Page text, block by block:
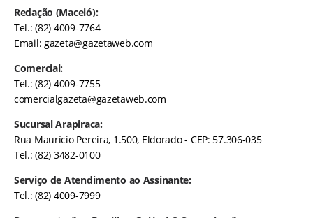
Redação (Maceió):
Tel.: (82) 4009-7764
Email:gazeta@gazetaweb.com
Comercial:
Tel.: (82) 4009-7755
comercialgazeta@gazetaweb.com
Sucursal Arapiraca:
Rua Maurício Pereira, 1.500, Eldorado - CEP: 57.306-035
Tel.: (82) 3482-0100
Serviço de Atendimento ao Assinante:
Tel.: (82) 4009-7999